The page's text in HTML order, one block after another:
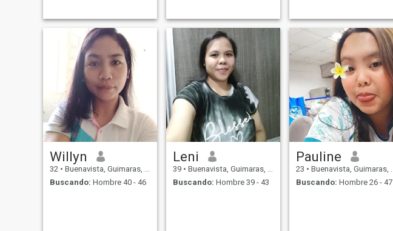
Willyn
32 • Buenavista, Guimaras, Filipinas
Buscando: Hombre 40 - 46
Leni
39 • Buenavista, Guimaras, Filipinas
Buscando: Hombre 39 - 43
Pauline
23 • Buenavista, Guimaras, Filipinas
Buscando: Hombre 26 - 47